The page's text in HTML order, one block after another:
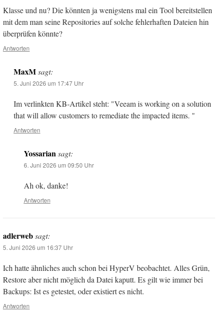
Klasse und nu? Die könnten ja wenigstens mal ein Tool bereitstellen
mit dem man seine Repositories auf solche fehlerhaften Dateien hin
überprüfen könnte?
Antworten
MaxM sagt:
5. Juni 2026 um 17:47 Uhr
Im verlinkten KB-Artikel steht: "Veeam is working on a solution
that will allow customers to remediate the impacted items. "
Antworten
Yossarian sagt:
6. Juni 2026 um 09:50 Uhr
Ah ok, danke!
Antworten
adlerwebsagt:
5. Juni 2026 um 16:37 Uhr
Ich hatte ähnliches auch schon bei HyperV beobachtet. Alles Grün,
Restore aber nicht möglich da Datei kaputt. Es gilt wie immer bei
Backups: Ist es getestet, oder existiert es nicht.
Antworten